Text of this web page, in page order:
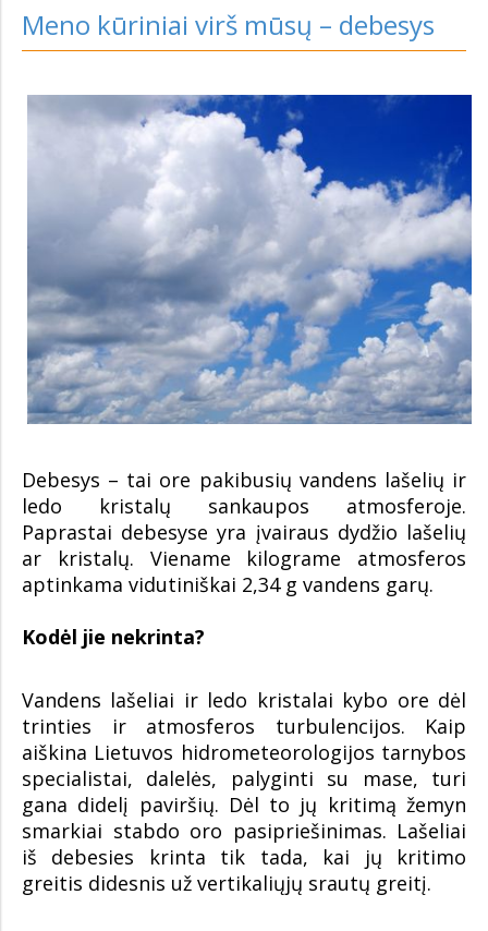
Meno kūriniai virš mūsų – debesys
Debesys – tai ore pakibusių vandens lašelių ir
ledo kristalų sankaupos atmosferoje.
Paprastai debesyse yra įvairaus dydžio lašelių
ar kristalų. Viename kilograme atmosferos
aptinkama vidutiniškai 2,34 g vandens garų.
Kodėl jie nekrinta?
Vandens lašeliai ir ledo kristalai kybo ore dėl
trinties ir atmosferos turbulencijos. Kaip
aiškina Lietuvos hidrometeorologijos tarnybos
specialistai, dalelės, palyginti su mase, turi
gana didelį paviršių. Dėl to jų kritimą žemyn
smarkiai stabdo oro pasipriešinimas. Lašeliai
iš debesies krinta tik tada, kai jų kritimo
greitis didesnis už vertikaliųjų srautų greitį.